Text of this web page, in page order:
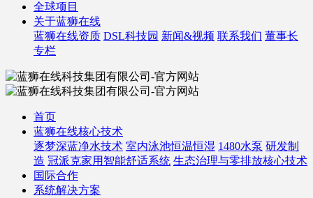
全球项目
关于蓝狮在线
蓝狮在线资质 DSL科技园 新闻&视频 联系我们 董事长
专栏
首页
蓝狮在线核心技术
逐梦深蓝净水技术 室内泳池恒温恒湿 1480水泵 研发制
造 冠派克家用智能舒适系统 生态治理与零排放核心技术
国际合作
系统解决方案